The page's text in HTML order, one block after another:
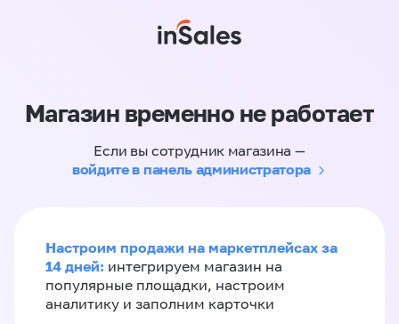
Магазин временно не работает
Если вы сотрудник магазина —
войдите в панель администратора
Настроим продажи на маркетплейсах за
14 дней: интегрируем магазин на
популярные площадки, настроим
аналитику и заполним карточки